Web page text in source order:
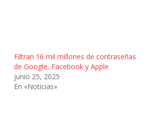
Filtran 16 mil millones de contraseñas
de Google, Facebook y Apple
junio 25, 2025
En «Noticias»